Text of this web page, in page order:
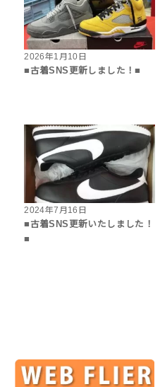
2026年1月10日
■古着SNS更新しました！■
2024年7月16日
■古着SNS更新いたしました！
■